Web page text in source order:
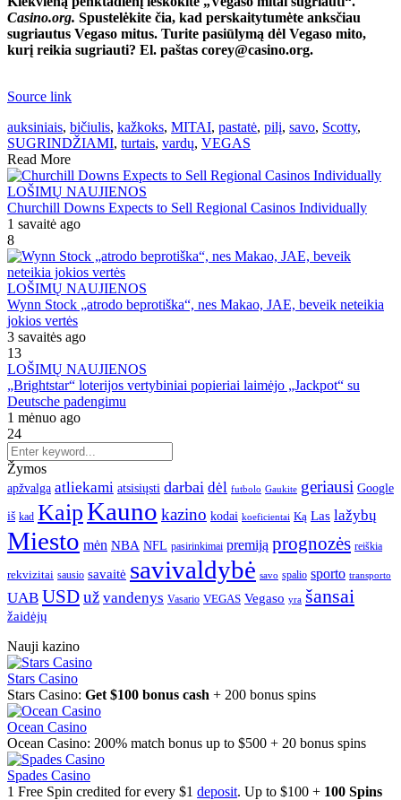
Casino.org. Spustelėkite čia, kad perskaitytumėte anksčiau
sugriautus Vegaso mitus. Turite pasiūlymą dėl Vegaso mito,
kurį reikia sugriauti? El. paštas corey@casino.org.
Source link
auksiniais, bičiulis, kažkoks, MITAI, pastatė, pilį, savo, Scotty,
SUGRINDŽIAMI, turtais, vardų, VEGAS
Read More
LOŠIMŲ NAUJIENOS
Churchill Downs Expects to Sell Regional Casinos Individually
1 savaitė ago
8
LOŠIMŲ NAUJIENOS
Wynn Stock „atrodo beprotiška“, nes Makao, JAE, beveik neteikia
jokios vertės
3 savaitės ago
13
LOŠIMŲ NAUJIENOS
„Brightstar“ loterijos vertybiniai popieriai laimėjo „Jackpot“ su
Deutsche padengimu
1 mėnuo ago
24
Žymos
apžvalga atliekami atsisiųsti darbai dėl futbolo Gaukite geriausi Google
iš kad KaipKauno kazino kodai koeficientai Ką Las lažybų
Miesto mėn NBA NFL pasirinkimai premiją prognozės reiškia
rekvizitai sausio savaitė savivaldybė savo spalio sporto transporto
UAB USDuž vandenys Vasario VEGAS Vegaso yra šansai
žaidėjų
Nauji kazino
Stars Casino
Stars Casino: Get $100 bonus cash + 200 bonus spins
Ocean Casino
Ocean Casino: 200% match bonus up to $500 + 20 bonus spins
Spades Casino
1 Free Spin credited for every $1 deposit. Up to $100 + 100 Spins